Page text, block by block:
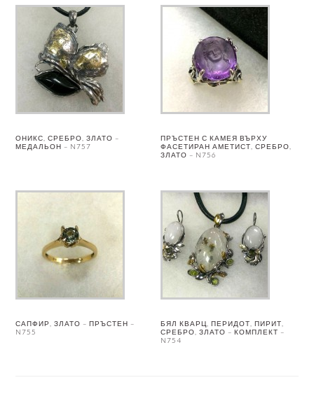
ОНИКС, СРЕБРО, ЗЛАТО –
МЕДАЛЬОН – N757
ПРЪСТЕН С КАМЕЯ ВЪРХУ
ФАСЕТИРАН АМЕТИСТ, СРЕБРО,
ЗЛАТО – N756
САПФИР, ЗЛАТО – ПРЪСТЕН –
N755
БЯЛ КВАРЦ, ПЕРИДОТ, ПИРИТ,
СРЕБРО, ЗЛАТО – КОМПЛЕКТ –
N754